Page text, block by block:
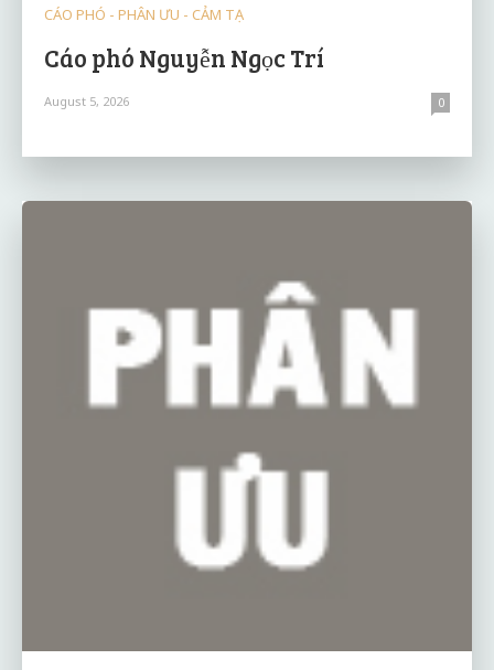
CÁO PHÓ - PHÂN ƯU - CẢM TẠ
Cáo phó Nguyễn Ngọc Trí
August 5, 2026 0